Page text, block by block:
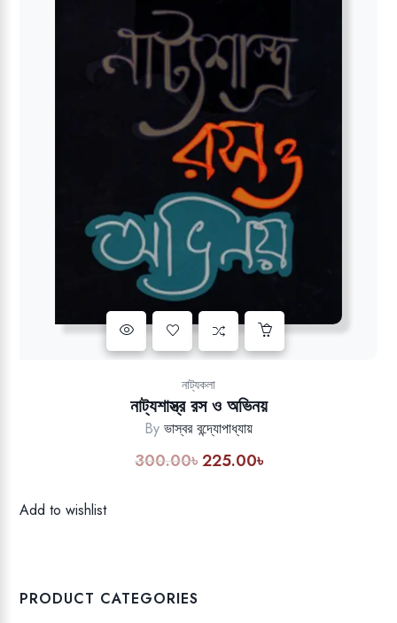
নাট্যকলা
নাট্যশাস্ত্র রস ও অভিনয়
By ভাস্বর বন্দ্যোপাধ্যায়
300.00৳ Original
225.00৳Current
Add to wishlist
PRODUCT CATEGORIES